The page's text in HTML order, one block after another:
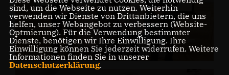
sind, um die Webseite zu nutzen. Weiterhin
verwenden wir Dienste von Drittanbietern, die uns
helfen, unser Webangebot zu verbessern (Website-
Optmierung). Für die Verwendung bestimmter
Dienste, benötigen wir Ihre Einwilligung. Ihre
Einwilligung können Sie jederzeit widerrufen. Weitere
Informationen finden Sie in unserer
Datenschutzerklärung.